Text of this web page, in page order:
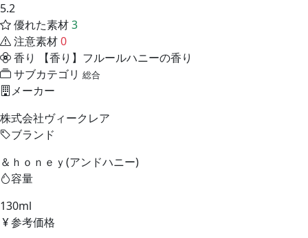
5.2
優れた素材3
注意素材0
香り
【香り】フルールハニーの香り
サブカテゴリ 総合
メーカー
株式会社ヴィークレア
ブランド
＆ｈｏｎｅｙ(アンドハニー)
容量
130ml
参考価格